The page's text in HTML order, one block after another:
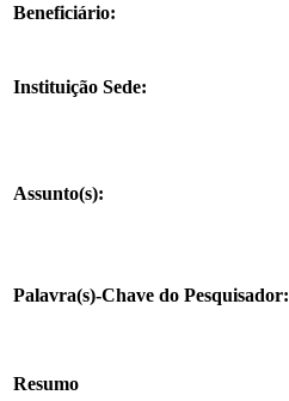
Beneficiário:
Instituição Sede:
Assunto(s):
Palavra(s)-Chave do Pesquisador:
Resumo